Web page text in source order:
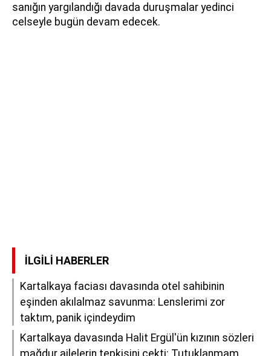
sanığın yargılandığı davada duruşmalar yedinci
celseyle bugün devam edecek.
İLGILI HABERLER
Kartalkaya faciası davasında otel sahibinin
eşinden akılalmaz savunma: Lenslerimi zor
taktım, panik içindeydim
Kartalkaya davasında Halit Ergül'ün kızının sözleri
mağdur ailelerin tepkisini çekti: Tutuklanmam